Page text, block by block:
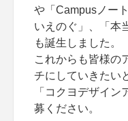
や「Campusノー
いえのぐ」、「本
も誕生しました。
これからも皆様の
チにしていきたい
「コクヨデザイ
募ください。